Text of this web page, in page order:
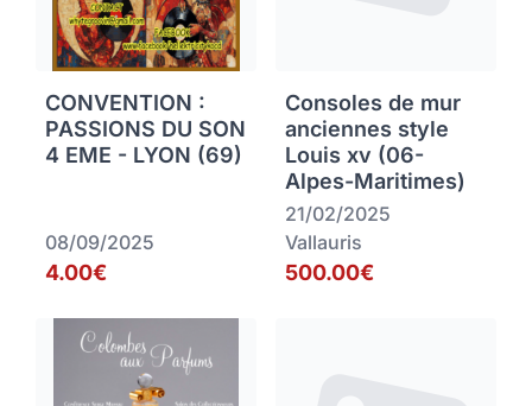
CONVENTION :
PASSIONS DU SON
4 EME - LYON (69)
08/09/2025
4.00€
Consoles de mur
anciennes style
Louis xv (06-
Alpes-Maritimes)
21/02/2025
Vallauris
500.00€